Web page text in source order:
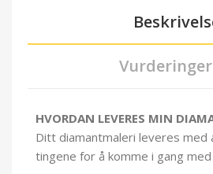
HVORDAN LEVERES MIN
Ditt diamantmaleri leveres med
tingene for å komme i gang